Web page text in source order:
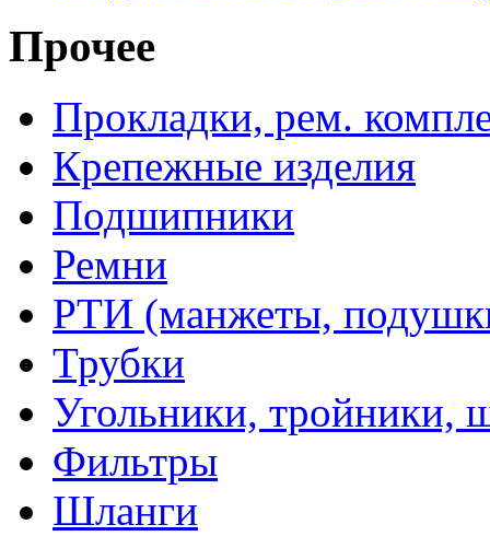
Прочее
Прокладки, рем.
Крепежные изделия
Подшипники
Ремни
РТИ (манжеты,
Трубки
Угольники, тройники,
Фильтры
Шланги